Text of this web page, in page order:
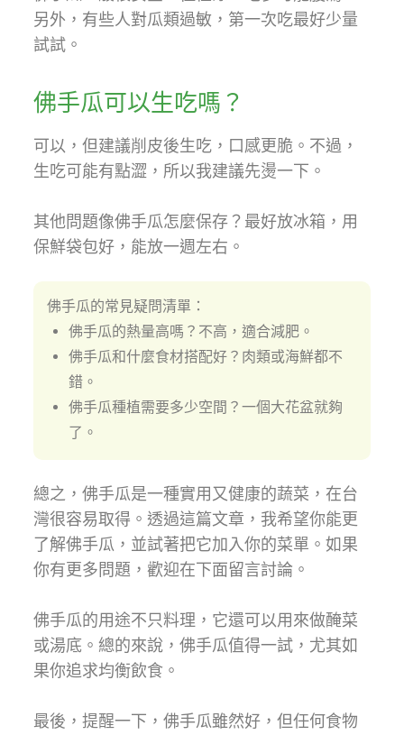
另外，有些人對瓜類過敏，第一次吃最好少量
試試。
佛手瓜可以生吃嗎？
可以，但建議削皮後生吃，口感更脆。不過，
生吃可能有點澀，所以我建議先燙一下。
其他問題像佛手瓜怎麼保存？最好放冰箱，用
保鮮袋包好，能放一週左右。
佛手瓜的常見疑問清單：
佛手瓜的熱量高嗎？不高，適合減肥。
佛手瓜和什麼食材搭配好？肉類或海鮮都不
錯。
佛手瓜種植需要多少空間？一個大花盆就夠
了。
總之，佛手瓜是一種實用又健康的蔬菜，在台
灣很容易取得。透過這篇文章，我希望你能更
了解佛手瓜，並試著把它加入你的菜單。如果
你有更多問題，歡迎在下面留言討論。
佛手瓜的用途不只料理，它還可以用來做醃菜
或湯底。總的來說，佛手瓜值得一試，尤其如
果你追求均衡飲食。
最後，提醒一下，佛手瓜雖然好，但任何食物